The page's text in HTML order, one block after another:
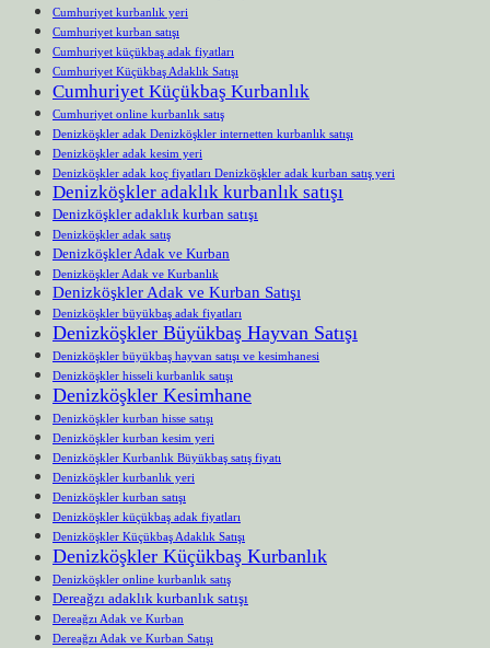
Cumhuriyet kurbanlık yeri
Cumhuriyet kurban satışı
Cumhuriyet küçükbaş adak fiyatları
Cumhuriyet Küçükbaş Adaklık Satışı
Cumhuriyet Küçükbaş Kurbanlık
Cumhuriyet online kurbanlık satış
Denizköşkler adak Denizköşkler internetten kurbanlık satışı
Denizköşkler adak kesim yeri
Denizköşkler adak koç fiyatları Denizköşkler adak kurban satış yeri
Denizköşkler adaklık kurbanlık satışı
Denizköşkler adaklık kurban satışı
Denizköşkler adak satış
Denizköşkler Adak ve Kurban
Denizköşkler Adak ve Kurbanlık
Denizköşkler Adak ve Kurban Satışı
Denizköşkler büyükbaş adak fiyatları
Denizköşkler Büyükbaş Hayvan Satışı
Denizköşkler büyükbaş hayvan satışı ve kesimhanesi
Denizköşkler hisseli kurbanlık satışı
Denizköşkler Kesimhane
Denizköşkler kurban hisse satışı
Denizköşkler kurban kesim yeri
Denizköşkler Kurbanlık Büyükbaş satış fiyatı
Denizköşkler kurbanlık yeri
Denizköşkler kurban satışı
Denizköşkler küçükbaş adak fiyatları
Denizköşkler Küçükbaş Adaklık Satışı
Denizköşkler Küçükbaş Kurbanlık
Denizköşkler online kurbanlık satış
Dereağzı adaklık kurbanlık satışı
Dereağzı Adak ve Kurban
Dereağzı Adak ve Kurban Satışı